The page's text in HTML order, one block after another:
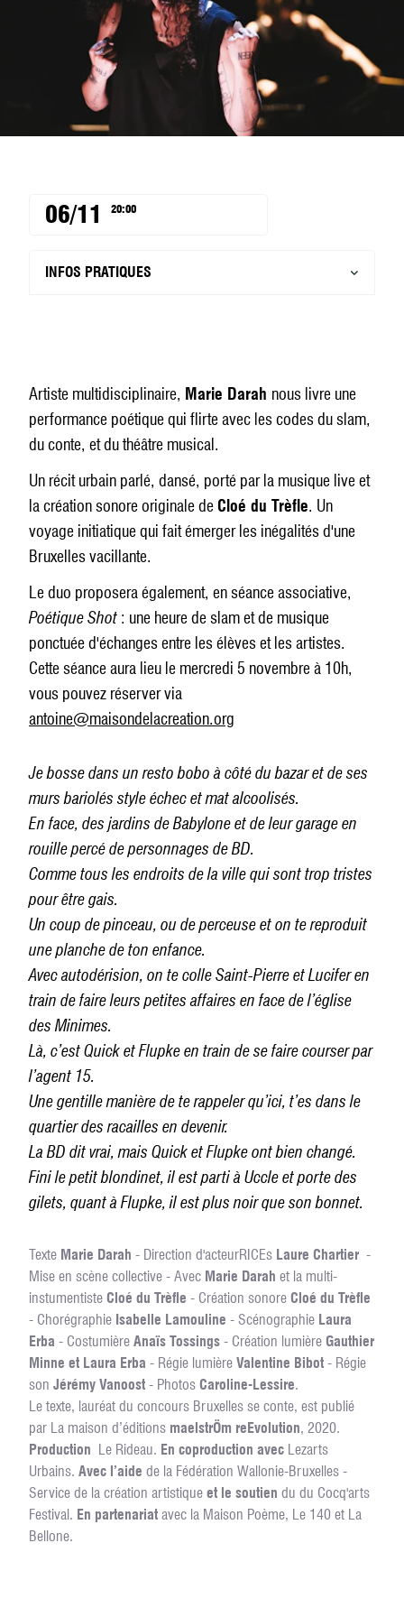
Artiste multidisciplinaire, Marie Darah nous livre une
performance poétique qui flirte avec les codes du slam,
du conte, et du théâtre musical.
Un récit urbain parlé, dansé, porté par la musique live et
la création sonore originale deCloé du Trèfle. Un
voyage initiatique qui fait émerger les inégalités d'une
Bruxelles vacillante.
Le duo proposera également, en séance associative,
Poétique Shot : une heure de slam et de musique
ponctuée d'échanges entre les élèves et les artistes.
Cette séance aura lieu le mercredi 5 novembre à 10h,
vous pouvez réserver via
antoine@maisondelacreation.org
Je bosse dans un resto bobo à côté du bazar et de ses
murs bariolés style échec et mat alcoolisés.
En face, des jardins de Babylone et de leur garage en
rouille percé de personnages de BD.
Comme tous les endroits de la ville qui sont trop tristes
pour être gais.
Un coup de pinceau, ou de perceuse et on te reproduit
une planche de ton enfance.
Avec autodérision, on te colle Saint-Pierre et Lucifer en
train de faire leurs petites affaires en face de l’église
des Minimes.
Là, c’est Quick et Flupke en train de se faire courser par
l’agent 15.
Une gentille manière de te rappeler qu’ici, t’es dans le
quartier des racailles en devenir.
La BD dit vrai, mais Quick et Flupke ont bien changé.
Fini le petit blondinet, il est parti à Uccle et porte des
gilets, quant à Flupke, il est plus noir que son bonnet.
Texte Marie Darah - Direction d'acteurRICEs Laure Chartier -
Mise en scène collective - Avec Marie Darah et la multi-
instumentiste Cloé du Trèfle - Création sonore Cloé du Trèfle
- Chorégraphie Isabelle Lamouline - Scénographie Laura
Erba - Costumière Anaïs Tossings - Création lumière Gauthier
Minne et Laura Erba - Régie lumière Valentine Bibot - Régie
son Jérémy Vanoost - Photos Caroline-Lessire.
Le texte, lauréat du concours Bruxelles se conte, est publié
par La maison d’éditions maelstrÖm reEvolution, 2020.
Production Le Rideau. En coproduction avec Lezarts
Urbains. Avec l’aide de la Fédération Wallonie-Bruxelles -
Service de la création artistique et le soutien du du Cocq'arts
Festival. En partenariat avec la Maison Poème, Le 140 et La
Bellone.
06/11 20:00
INFOS PRATIQUES